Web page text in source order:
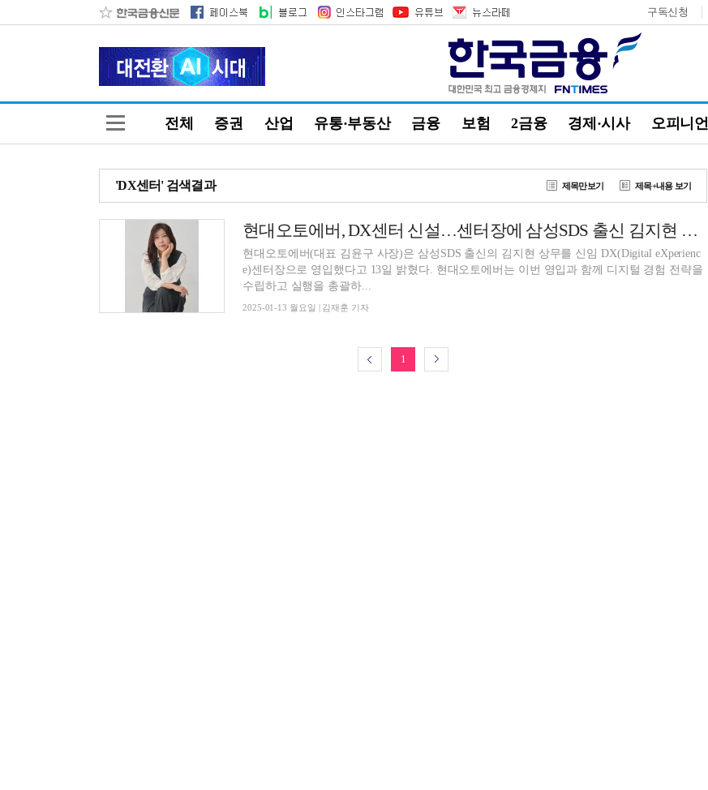
구독신청
전체 증권 산업 유통·부동산 금융 보험 2금융 경제·시사 오피니언
'DX센터' 검색결과 제목만보기 제목+내용 보기
현대오토에버, DX센터 신설…센터장에 삼성SDS 출신 김지현 상무
현대오토에버(대표 김윤구 사장)은 삼성SDS 출신의 김지현 상무를 신임 DX(Digital eXperienc
e)센터장으로 영입했다고 13일 밝혔다. 현대오토에버는 이번 영입과 함께 디지털 경험 전략을
수립하고 실행을 총괄하...
2025-01-13 월요일 | 김재훈 기자
1